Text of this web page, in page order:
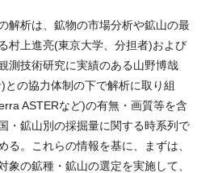
解析は、鉱物の市場分析や鉱山の最
村上進亮(東京大学、分担者)および
測技術研究に実績のある山野博哉
の協力体制の下で解析に取り組
ASTERなど)の有無・画質等を含
・鉱山別の採掘量に関する時系列で
る。これらの情報を基に、まずは、
象の鉱種・鉱山の選定を実施して、